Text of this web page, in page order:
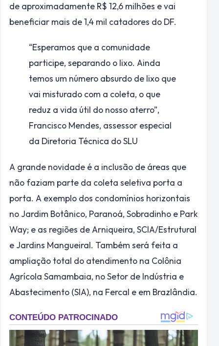
de aproximadamente R$ 12,6 milhões e vai
beneficiar mais de 1,4 mil catadores do DF.
“Esperamos que a comunidade
participe, separando o lixo. Ainda
temos um número absurdo de lixo que
vai misturado com a coleta, o que
reduz a vida útil do nosso aterro”,
Francisco Mendes, assessor especial
da Diretoria Técnica do SLU
A grande novidade é a inclusão de áreas que
não faziam parte da coleta seletiva porta a
porta. A exemplo dos condomínios horizontais
no Jardim Botânico, Paranoá, Sobradinho e Park
Way; e as regiões de Arniqueira, SCIA/Estrutural
e Jardins Mangueiral. Também será feita a
ampliação total do atendimento na Colônia
Agrícola Samambaia, no Setor de Indústria e
Abastecimento (SIA), na Fercal e em Brazlândia.